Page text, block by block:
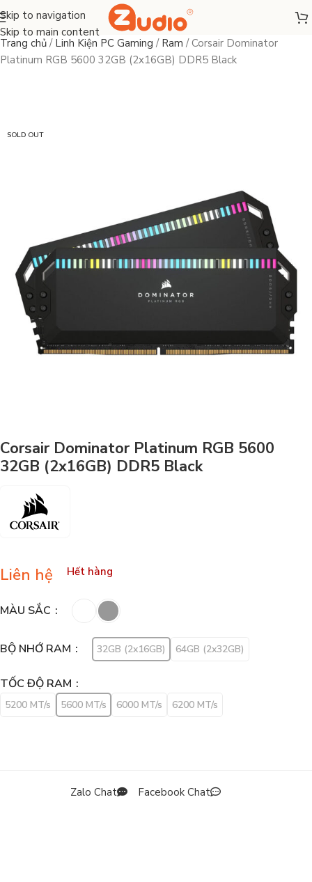
Skip to navigation
Skip to main content
Trang chủ / Linh Kiện PC Gaming / Ram /Corsair Dominator
Platinum RGB 5600 32GB (2x16GB) DDR5 Black
SOLD OUT
Corsair Dominator Platinum RGB 5600
32GB (2x16GB) DDR5 Black
Liên hệ Hết hàng
MÀU SẮC
BỘ NHỚ RAM 32GB (2x16GB) 64GB (2x32GB)
TỐC ĐỘ RAM
5200 MT/s 5600 MT/s 6000 MT/s 6200 MT/s
Zalo Chat Facebook Chat